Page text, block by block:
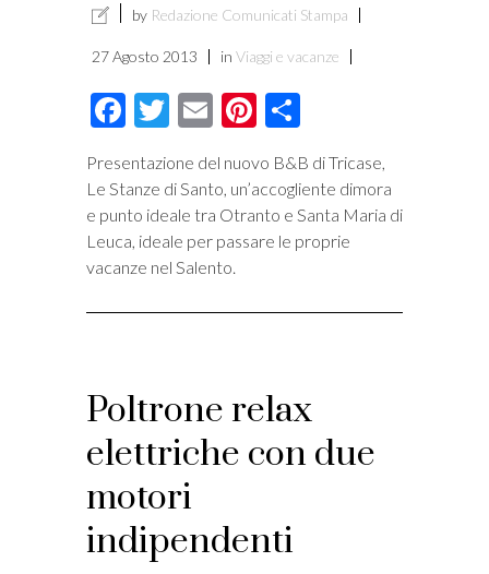
by Redazione Comunicati Stampa
27 Agosto 2013 in Viaggi e vacanze
Facebook
Twitter
EmailPinterest
Presentazione del nuovo B&B di Tricase,
Le Stanze di Santo, un’accogliente dimora
e punto ideale tra Otranto e Santa Maria di
Leuca, ideale per passare le proprie
vacanze nel Salento.
Poltrone relax
elettriche con due
motori
indipendenti